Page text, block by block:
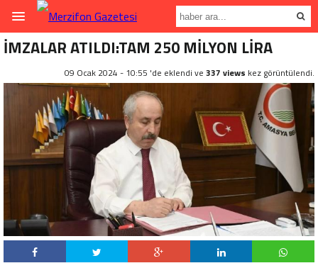
İMZALAR ATILDI:TAM 250 MİLYON LİRA
09 Ocak 2024 - 10:55 'de eklendi ve 337 views kez görüntülendi.